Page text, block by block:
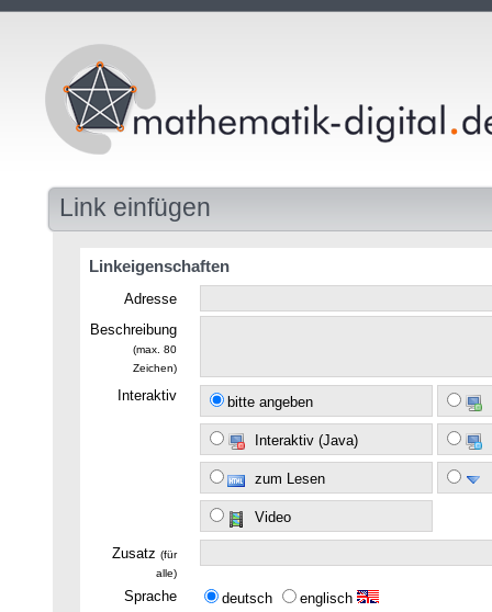
Link einfügen
Linkeigenschaften
Adresse
Beschreibung
(max. 80
Zeichen)
Interaktiv bitte angeben
Interaktiv (Java)
zum Lesen
Video
Zusatz (für
alle)
Sprache deutsch englisch